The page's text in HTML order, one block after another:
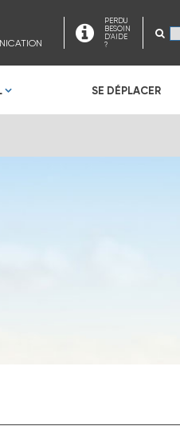
PERDU
BESOIN
D'AIDE
?
SE DÉPLACER